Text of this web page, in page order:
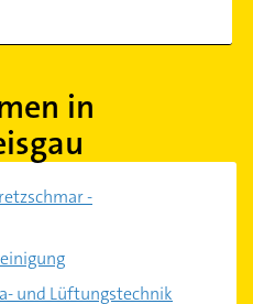
in
-
und Lüftungstechnik